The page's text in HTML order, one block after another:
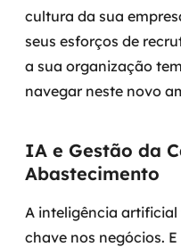
cultura da sua
seus esforços de
a sua organização
navegar neste novo
IA e Gestão da
Abastecimento
A inteligência
chave nos negócios.